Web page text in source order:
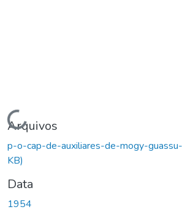
Carregando...
Arquivos
p-o-cap-de-auxiliares-de-mogy-
KB)
Data
1954